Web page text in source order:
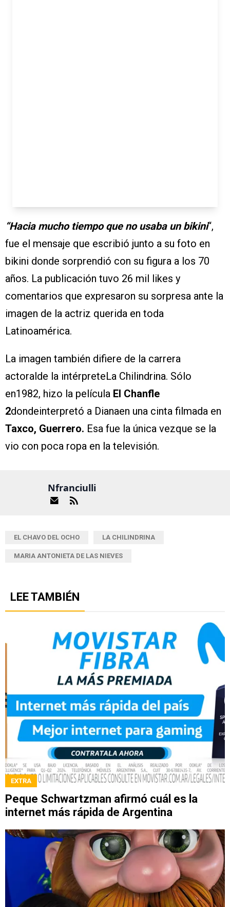
“Hacia mucho tiempo que no usaba un bikini“,
fue el mensaje que escribió junto a su foto en
bikini donde sorprendió con su figura a los 70
años. La publicación tuvo 26 mil likes y
comentarios que expresaron su sorpresa ante la
imagen de la actriz querida en toda
Latinoamérica.
La imagen también difiere de la carrera
actoralde la intérpreteLa Chilindrina. Sólo
en1982, hizo la película El Chanfle
2dondeinterpretó a Dianaen una cinta filmada en
Taxco, Guerrero. Esa fue la única vezque se la
vio con poca ropa en la televisión.
Nfranciulli
EL CHAVO DEL OCHO LA CHILINDRINA
MARIA ANTONIETA DE LAS NIEVES
LEE TAMBIÉN
EXTRA
Peque Schwartzman afirmó cuál es la
internet más rápida de Argentina